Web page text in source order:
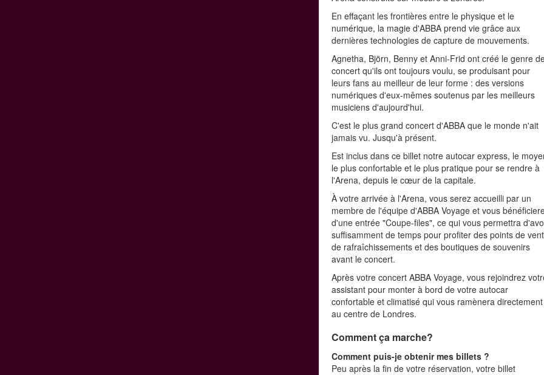
En effaçant les frontières entre le physique et le
numérique, la magie d'ABBA prend vie grâce aux
dernières technologies de capture de mouvements.
Agnetha, Björn, Benny et Anni-Frid ont créé le genre
concert qu'ils ont toujours voulu, se produisant pour
leurs fans au meilleur de leur forme : des versions
numériques d'eux-mêmes soutenus par les meilleurs
musiciens d'aujourd'hui.
C'est le plus grand concert d'ABBA que le monde n'ait
jamais vu. Jusqu'à présent.
Est inclus dans ce billet notre autocar express, le
le plus confortable et le plus pratique pour se rendre à
l'Arena, depuis le cœur de la capitale.
À votre arrivée à l'Arena, vous serez accueilli par un
membre de l'équipe d'ABBA Voyage et vous
d'une entrée "Coupe-files", ce qui vous permettra
suffisamment de temps pour profiter des points de
de rafraîchissements et des boutiques de souvenirs
avant le concert.
Après votre concert ABBA Voyage, vous rejoindrez
assistant pour monter à bord de votre autocar
confortable et climatisé qui vous ramènera directement
au centre de Londres.
Comment ça marche?
Comment puis-je obtenir mes billets ?
Peu après la fin de votre réservation, votre billet